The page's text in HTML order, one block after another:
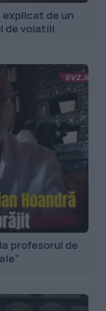
de un
de volatili
profesorul de